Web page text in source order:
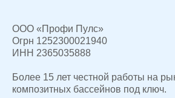
ООО «Профи Пулс»
Огрн 1252300021940
ИНН 2365035888
Более 15 лет честной работы на
композитных бассейнов под ключ.